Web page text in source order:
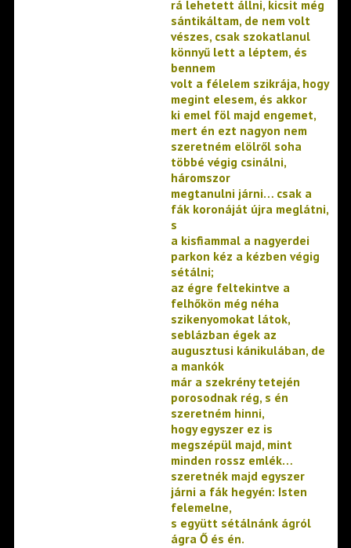
rá lehetett állni, kicsit még
sántikáltam, de nem volt
vészes, csak szokatlanul
könnyű lett a léptem, és
bennem
volt a félelem szikrája, hogy
megint elesem, és akkor
ki emel föl majd engemet,
mert én ezt nagyon nem
szeretném elölről soha
többé végig csinálni,
háromszor
megtanulni járni… csak a
fák koronáját újra meglátni,
s
a kisfiammal a nagyerdei
parkon kéz a kézben végig
sétálni;
az égre feltekintve a
felhőkön még néha
szikenyomokat látok,
seblázban égek az
augusztusi kánikulában, de
a mankók
már a szekrény tetején
porosodnak rég, s én
szeretném hinni,
hogy egyszer ez is
megszépül majd, mint
minden rossz emlék…
szeretnék majd egyszer
járni a fák hegyén: Isten
felemelne,
s együtt sétálnánk ágról
ágra Ő és én.